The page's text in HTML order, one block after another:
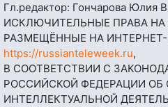
Гл.редактор: Гончарова Юлия
ИСКЛЮЧИТЕЛЬНЫЕ ПРАВА
РАЗМЕЩЁННЫЕ НА
https://russianteleweek.ru,
В СООТВЕТСТВИИ С
РОССИЙСКОЙ ФЕДЕРАЦИИ ОБ
ИНТЕЛЛЕКТУАЛЬНОЙ